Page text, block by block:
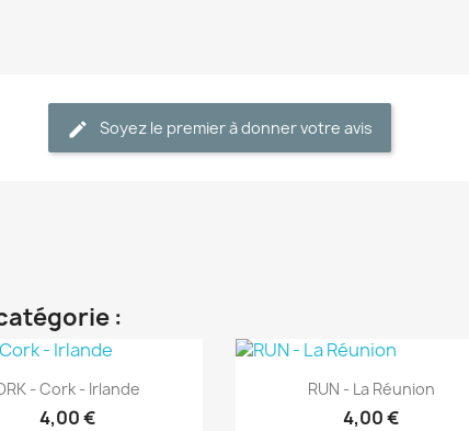
Soyez le premier à donner votre avis
:
Aperçu rapide
- Cork - Irlande
4,00 €
 Aperçu rapide
RUN - La Réunion
4,00 €